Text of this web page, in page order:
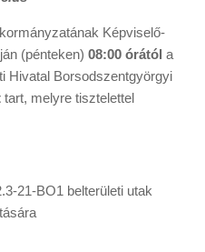
Képviselő-
(pénteken) 08:00 órától a
Hivatal Borsodszentgyörgyi
tart, melyre tisztelettel
21-BO1 belterületi utak